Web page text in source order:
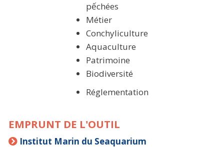
pếchées
Métier
Conchyliculture
Aquaculture
Patrimoine
Biodiversité
Réglementation
EMPRUNT DE L'OUTIL
Institut Marin du Seaquarium